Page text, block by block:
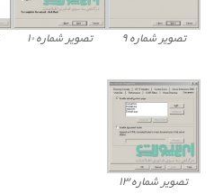
تصویر شماره ۹ تصویر شماره ۱۰
تصویر شماره ۱۳